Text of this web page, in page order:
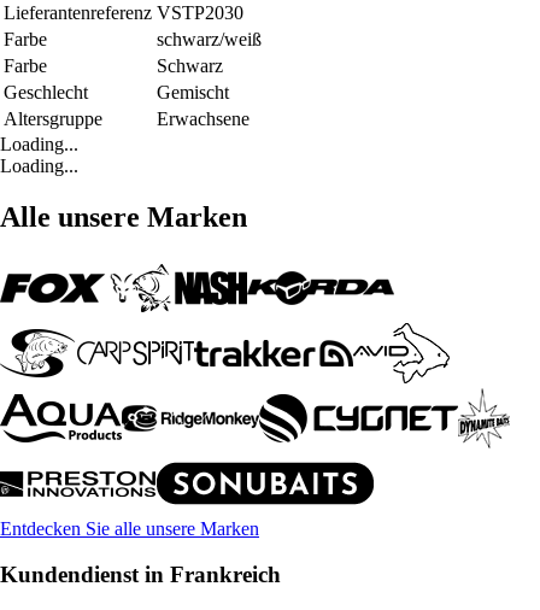
Lieferantenreferenz VSTP2030
Farbe
schwarz/weiß
Farbe
Schwarz
Geschlecht
Gemischt
Altersgruppe
Erwachsene
Loading...
Loading...
Alle unsere Marken
Entdecken Sie alle unsere Marken
Kundendienst in Frankreich